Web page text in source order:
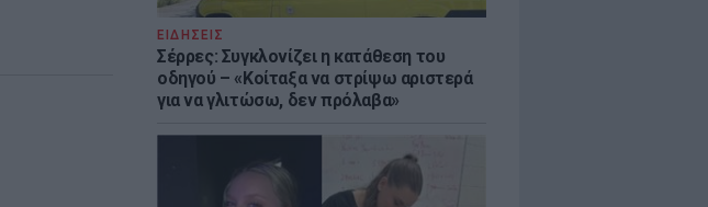
ΕΙΔΗΣΕΙΣ
Σέρρες: Συγκλονίζει η κατάθεση του
οδηγού – «Κοίταξα να στρίψω αριστερά
για να γλιτώσω, δεν πρόλαβα»